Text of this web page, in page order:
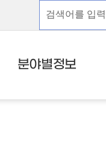
분야별정보